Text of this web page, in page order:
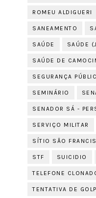
ROMEU ALDIGUERI
SANEAMENTO
SAÚDE SAÚDE
SAÚDE DE
SEGURANÇA
SEMINÁRIO
SENADOR SÁ -
SERVIÇO MILITAR
SÍTIO SÃO
STF SUICIDIO
TELEFONE
TENTATIVA DE